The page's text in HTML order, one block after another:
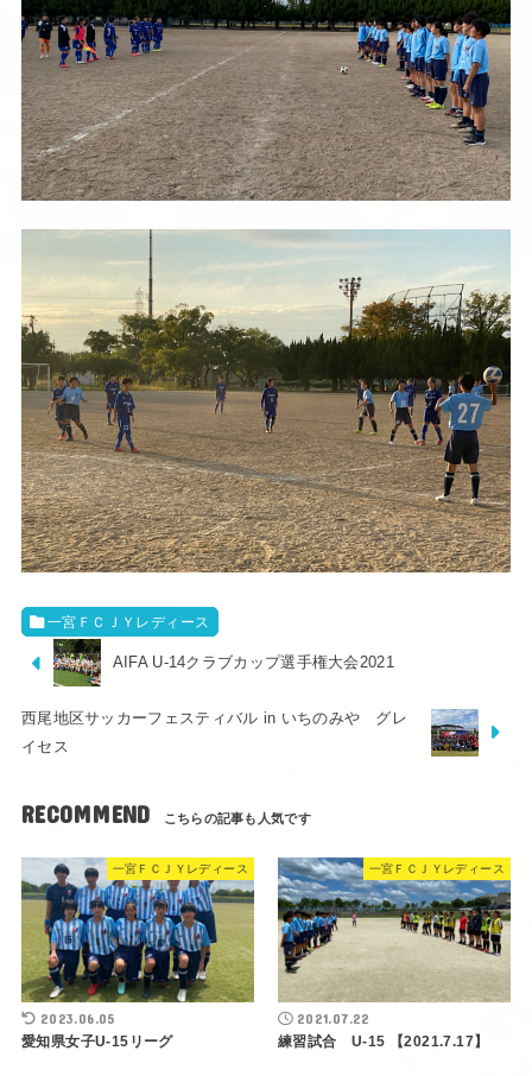
一宮ＦＣＪＹレディース
AIFA U-14クラブカップ選手権大会2021
西尾地区サッカーフェスティバル in いちのみや グレ
イセス
RECOMMEND
一宮ＦＣＪＹレディース
2023.06.05
愛知県女子U-15リーグ
一宮ＦＣＪＹレディース
2021.07.22
練習試合 U-15 【2021.7.17】